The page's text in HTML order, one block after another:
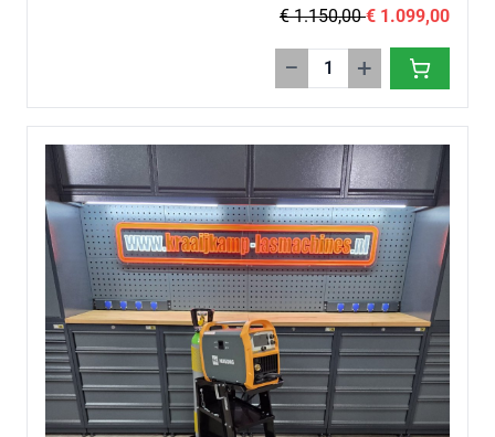
€ 1.150,00€ 1.099,00
− +